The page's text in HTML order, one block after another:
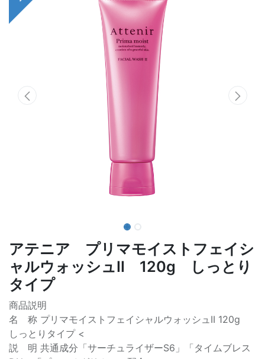
アテニア プリマモイストフェイシ
ャルウォッシュII 120g しっとり
タイプ
商品説明
名 称 プリマモイストフェイシャルウォッシュII 120g
しっとりタイプ <
説 明 共通成分「サーチュライザーS6」「タイムブレス